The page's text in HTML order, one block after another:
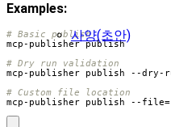
사양(초안)
Examples:
# Basic publish
# Dry run validation
# Custom file location
mcp-publisher publish --file=